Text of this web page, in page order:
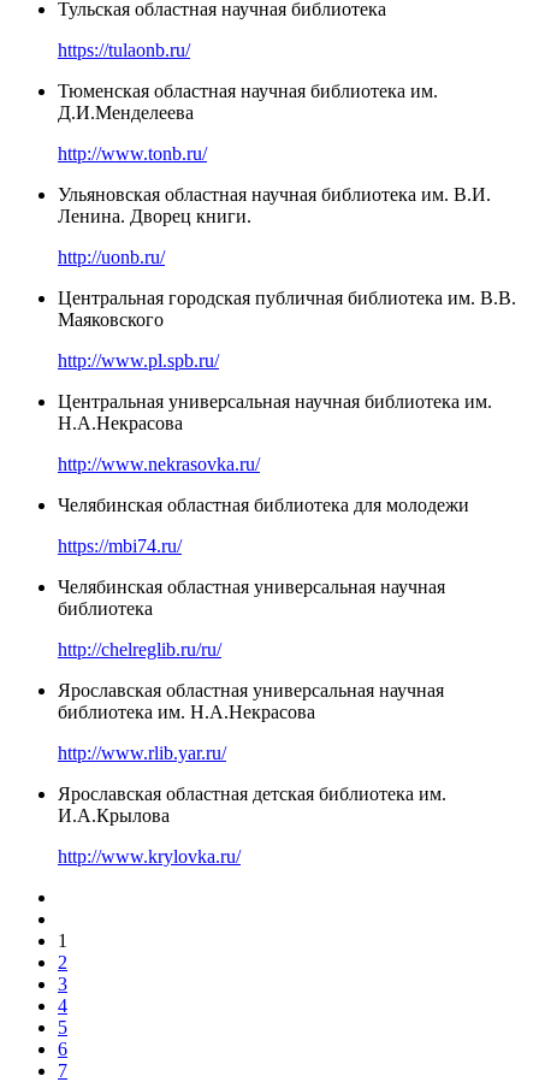
Тульская областная научная библиотека
https://tulaonb.ru/
Тюменская областная научная библиотека им.
Д.И.Менделеева
http://www.tonb.ru/
Ульяновская областная научная библиотека им. В.И.
Ленина. Дворец книги.
http://uonb.ru/
Центральная городская публичная библиотека им. В.В.
Маяковского
http://www.pl.spb.ru/
Центральная универсальная научная библиотека им.
Н.А.Некрасова
http://www.nekrasovka.ru/
Челябинская областная библиотека для молодежи
https://mbi74.ru/
Челябинская областная универсальная научная
библиотека
http://chelreglib.ru/ru/
Ярославская областная универсальная научная
библиотека им. Н.А.Некрасова
http://www.rlib.yar.ru/
Ярославская областная детская библиотека им.
И.А.Крылова
http://www.krylovka.ru/
1
2
3
4
5
6
7